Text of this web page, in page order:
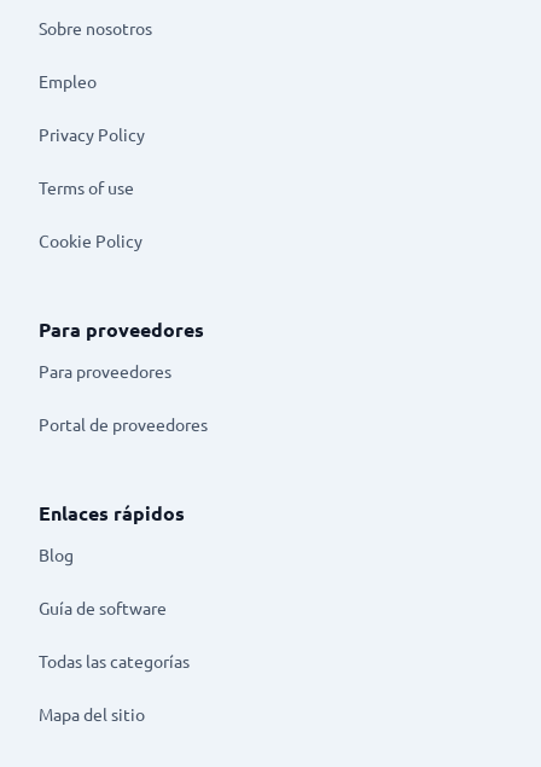
Sobre nosotros
Empleo
Privacy Policy
Terms of use
Cookie Policy
Para proveedores
Para proveedores
Portal de proveedores
Enlaces rápidos
Blog
Guía de software
Todas las categorías
Mapa del sitio